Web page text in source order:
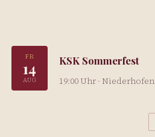
FR
14
AUG
KSK Sommerfest
19:00 Uhr · Niederhofen